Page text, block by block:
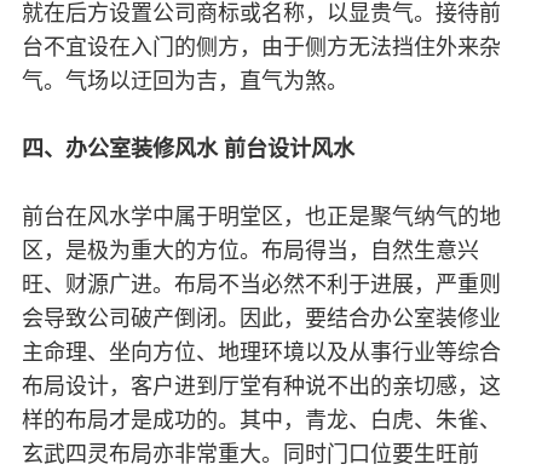
就在后方设置公司商标或名称，以显贵气。接待前
台不宜设在入门的侧方，由于侧方无法挡住外来杂
气。气场以迂回为吉，直气为煞。
四、办公室装修风水 前台设计风水
前台在风水学中属于明堂区，也正是聚气纳气的地
区，是极为重大的方位。布局得当，自然生意兴
旺、财源广进。布局不当必然不利于进展，严重则
会导致公司破产倒闭。因此，要结合办公室装修业
主命理、坐向方位、地理环境以及从事行业等综合
布局设计，客户进到厅堂有种说不出的亲切感，这
样的布局才是成功的。其中，青龙、白虎、朱雀、
玄武四灵布局亦非常重大。同时门口位要生旺前